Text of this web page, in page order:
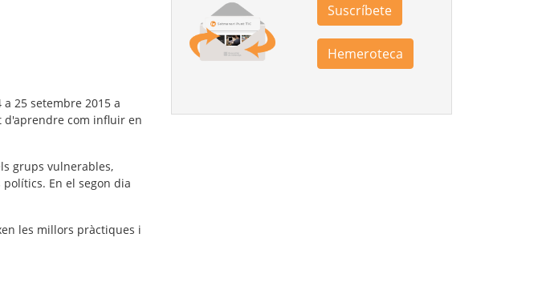
a 25 setembre 2015 a
d'aprendre com influir en
grups vulnerables,
polítics. En el segon dia
les millors pràctiques i
Suscríbete
Hemeroteca